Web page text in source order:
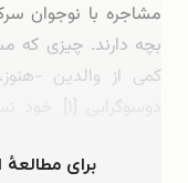
مشاجره‌ با نوجوان
بچه دارند. چیزی که
کمی از والدین -
برای